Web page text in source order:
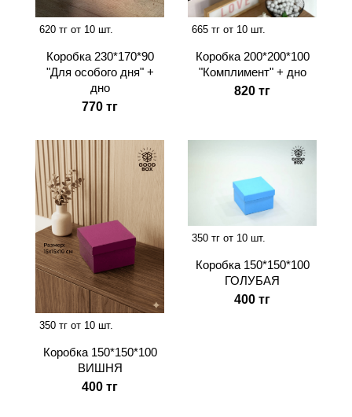
620 тг от 10 шт.
Коробка 230*170*90
"Для особого дня" +
дно
770 тг
665 тг от 10 шт.
Коробка 200*200*100
"Комплимент" + дно
820 тг
350 тг от 10 шт.
Коробка 150*150*100
ВИШНЯ
400 тг
350 тг от 10 шт.
Коробка 150*150*100
ГОЛУБАЯ
400 тг